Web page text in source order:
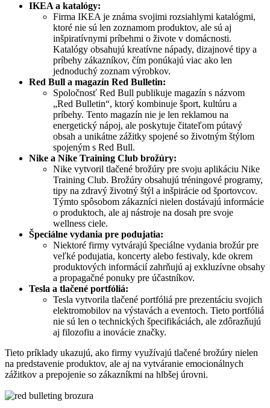
IKEA a katalógy:
Firma IKEA je známa svojimi rozsiahlymi katalógmi,
ktoré nie sú len zoznamom produktov, ale sú aj
inšpiratívnymi príbehmi o živote v domácnosti.
Katalógy obsahujú kreatívne nápady, dizajnové tipy a
príbehy zákazníkov, čím ponúkajú viac ako len
jednoduchý zoznam výrobkov.
Red Bull a magazín Red Bulletin:
Spoločnosť Red Bull publikuje magazín s názvom
„Red Bulletin“, ktorý kombinuje šport, kultúru a
príbehy. Tento magazín nie je len reklamou na
energetický nápoj, ale poskytuje čitateľom pútavý
obsah a unikátne zážitky spojené so životným štýlom
spojeným s Red Bull.
Nike a Nike Training Club brožúry:
Nike vytvoril tlačené brožúry pre svoju aplikáciu Nike
Training Club. Brožúry obsahujú tréningové programy,
tipy na zdravý životný štýl a inšpirácie od športovcov.
Týmto spôsobom zákazníci nielen dostávajú informácie
o produktoch, ale aj nástroje na dosah pre svoje
wellness ciele.
Špeciálne vydania pre podujatia:
Niektoré firmy vytvárajú špeciálne vydania brožúr pre
veľké podujatia, koncerty alebo festivaly, kde okrem
produktových informácií zahrňujú aj exkluzívne obsahy
a propagačné ponuky pre účastníkov.
Tesla a tlačené portfóliá:
Tesla vytvorila tlačené portfóliá pre prezentáciu svojich
elektromobilov na výstavách a eventoch. Tieto portfóliá
nie sú len o technických špecifikáciách, ale zdôrazňujú
aj filozofiu a inovácie značky.
Tieto príklady ukazujú, ako firmy využívajú tlačené brožúry nielen
na predstavenie produktov, ale aj na vytváranie emocionálnych
zážitkov a prepojenie so zákazníkmi na hlbšej úrovni.